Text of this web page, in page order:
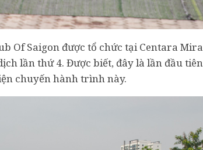
Of Saigon được tổ chức tại Centara
lần thứ 4. Được biết, đây là lần đầu
chuyến hành trình này.